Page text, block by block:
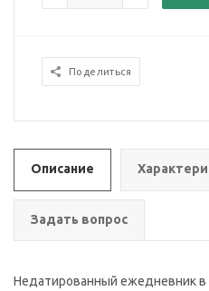
Поделиться
Описание
Задать вопрос
Недатированный ежедневник в